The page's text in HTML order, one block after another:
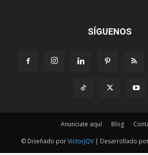
SÍGUENOS
Anunciate aquí Blog
© Diseñado porVictorJQV | Desarrollado